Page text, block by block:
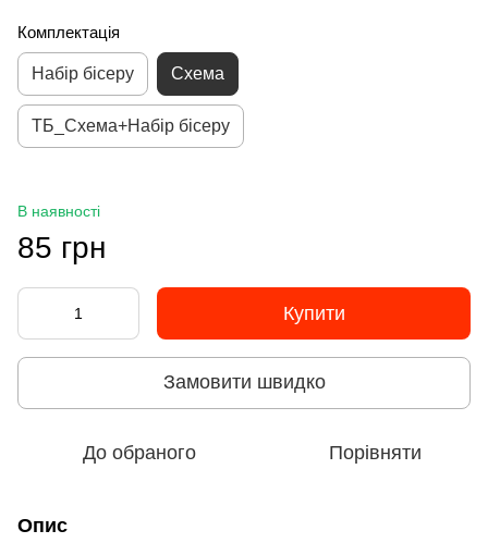
Комплектація
Набір бісеру Схема
ТБ_Схема+Набір бісеру
В наявності
85 грн
Купити
Замовити швидко
До обраного Порівняти
Опис